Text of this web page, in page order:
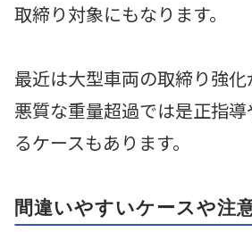
取締り対象にもなります。
最近は大型車両の取締り強化
悪質な重量超過では是正指
るケースもあります。
間違いやすいケースや注